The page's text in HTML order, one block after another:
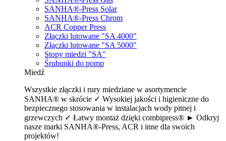
SANHA®-Press Solar
SANHA®-Press Chrom
ACR Copper Press
Złączki lutowane "SA 4000"
Złączki lutowane "SA 5000"
Stopy miedzi "SA"
Śrubunki do pomp
Miedź
Wszystkie złączki i rury miedziane w asortymencie
SANHA® w skrócie ✓ Wysokiej jakości i higieniczne do
bezpiecznego stosowania w instalacjach wody pitnej i
grzewczych ✓ Łatwy montaż dzięki combipress® ► Odkryj
nasze marki SANHA®-Press, ACR i inne dla swoich
projektów!